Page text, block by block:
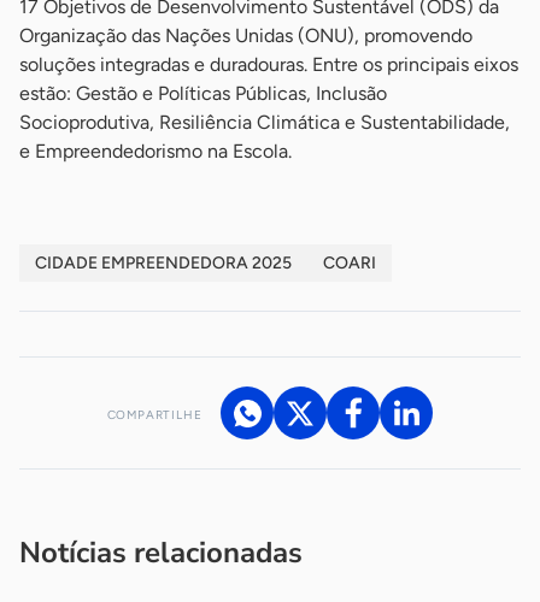
17 Objetivos de Desenvolvimento Sustentável (ODS) da
Organização das Nações Unidas (ONU), promovendo
soluções integradas e duradouras. Entre os principais eixos
estão: Gestão e Políticas Públicas, Inclusão
Socioprodutiva, Resiliência Climática e Sustentabilidade,
e Empreendedorismo na Escola.
CIDADE EMPREENDEDORA 2025 COARI
COMPARTILHE
Notícias relacionadas